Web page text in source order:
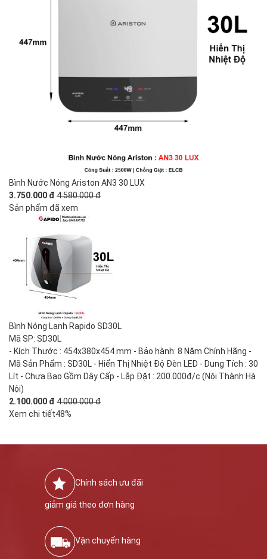
Bình Nước Nóng Ariston AN3 30 LUX
3.750.000 đ 4.580.000 đ
Sản phẩm đã xem
Bình Nóng Lạnh Rapido SD30L
Mã SP: SD30L
- Kích Thước : 454x380x454 mm - Bảo hành: 8 Năm Chính Hãng -
Mã Sản Phẩm : SD30L - Hiển Thị Nhiệt Độ Đèn LED - Dung Tích : 30
Lít - Chưa Bao Gồm Dây Cấp - Lắp Đặt : 200.000đ/c (Nội Thành Hà
Nội)
2.100.000 đ 4.000.000 đ
Xem chi tiết48%
Chính sách ưu đãi
giảm giá theo đơn hàng
Vận chuyển hàng